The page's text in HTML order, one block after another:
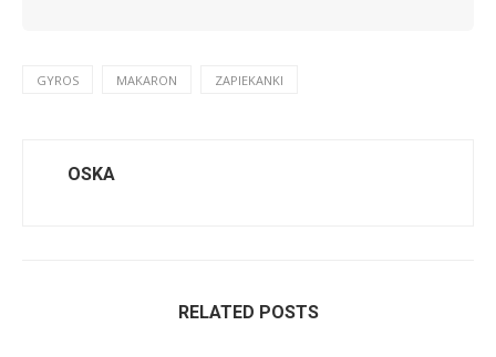
GYROS MAKARON ZAPIEKANKI
OSKA
RELATED POSTS